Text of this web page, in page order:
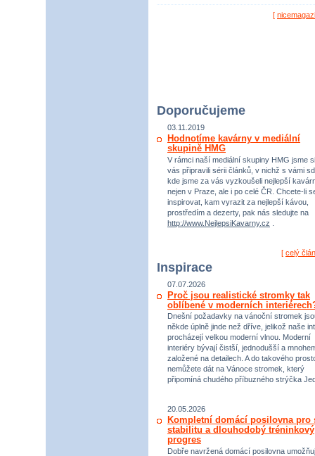
[
Doporučujeme
03.11.2019
Hodnotíme kavárny v mediální
skupině HMG
V rámci naší mediální skupiny HMG jsme
vás připravili sérii článků, v nichž s vámi
kde jsme za vás vyzkoušeli nejlepší
nejen v Praze, ale i po celé ČR. Chcete-li
inspirovat, kam vyrazit za nejlepší kávou,
prostředím a dezerty, pak nás sledujte na
http://www.NejlepsiKavarny.cz
[ celý
Inspirace
07.07.2026
Proč jsou realistické stromky tak
oblíbené v moderních
Dnešní požadavky na vánoční stromek
někde úplně jinde než dříve, jelikož naše
procházejí velkou moderní vlnou. Moderní
interiéry bývají čistší, jednodušší a
založené na detailech. A do takového
nemůžete dát na Vánoce stromek, který
připomíná chudého příbuzného strýčka
20.05.2026
Kompletní domácí posilovna pro
stabilitu a dlouhodobý tréninkový
progres
Dobře navržená domácí posilovna